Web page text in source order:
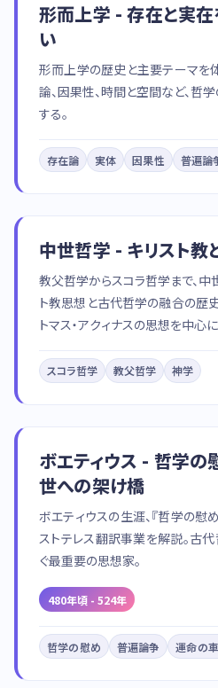
形而上学 - 存在と実
い
形而上学の歴史と主要テーマを
論、因果性、時間と空間など、哲
する。
存在論 実体 因果性 普遍論
中世哲学 - キリスト教
教父哲学からスコラ哲学まで、中
ト教思想と古代哲学の融合の歴史
トマス・アクィナスの思想を中心に
スコラ哲学 教父哲学 神学
ボエティウス - 哲学の
世への架け橋
ボエティウスの生涯、『哲学の慰
ストテレス翻訳事業を解説。古
ぐ最重要の思想家。
480年頃 - 524年
哲学の慰め 普遍論争 運命の